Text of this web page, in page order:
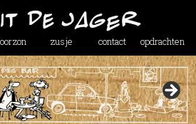
zusje contact opdrachten